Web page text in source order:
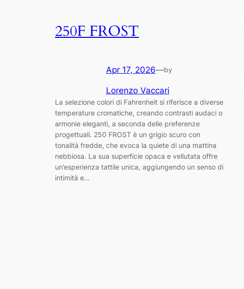
250F FROST
Apr 17, 2026—by
Lorenzo Vaccari
La selezione colori di Fahrenheit si riferisce a diverse
temperature cromatiche, creando contrasti audaci o
armonie eleganti, a seconda delle preferenze
progettuali. 250 FROST è un grigio scuro con
tonalità fredde, che evoca la quiete di una mattina
nebbiosa. La sua superficie opaca e vellutata offre
un’esperienza tattile unica, aggiungendo un senso di
intimità e…